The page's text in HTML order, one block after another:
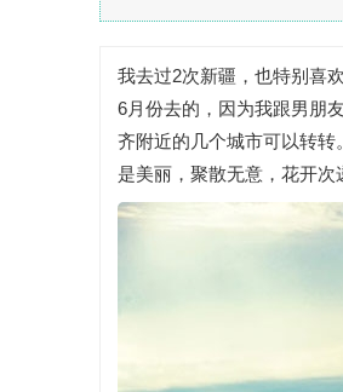
我去过2次新疆，也特别喜
6月份去的，因为我跟男朋
齐附近的几个城市可以转
是美丽，聚散无意，花开次